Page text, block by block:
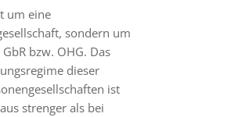
um eine
sondern um
GbR bzw. OHG. Das
dieser
ist
strenger als bei